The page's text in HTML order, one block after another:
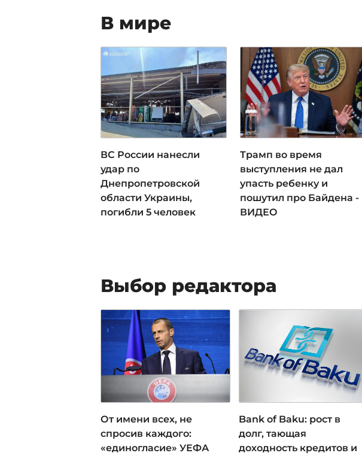
В мире
ВС России нанесли
удар по
Днепропетровской
области Украины,
погибли 5 человек
Трамп во время
выступления не дал
упасть ребенку и
пошутил про Байдена -
ВИДЕО
Выбор редактора
От имени всех, не
спросив каждого:
«единогласие» УЕФА
Bank of Baku: рост в
долг, тающая
доходность кредитов и